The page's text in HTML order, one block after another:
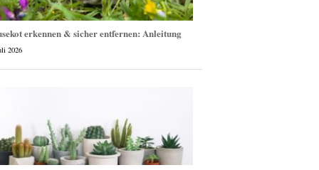
erkennen & sicher entfernen: Anleitung
2026